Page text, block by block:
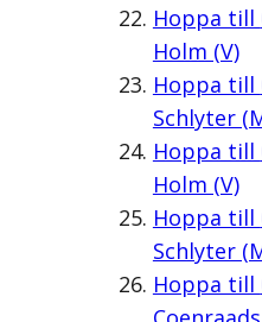
Hoppa till
Holm (V)
Hoppa till
Schlyter
Hoppa till
Holm (V)
Hoppa till
Schlyter
Hoppa till